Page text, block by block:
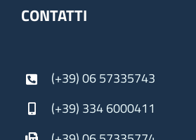
CONTATTI
(+39) 06 57335743
(+39) 334 6000411